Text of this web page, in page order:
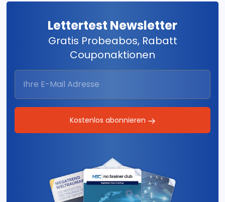
Lettertest Newsletter
Gratis Probeabos, Rabatt
Couponaktionen
Kostenlos abonnieren